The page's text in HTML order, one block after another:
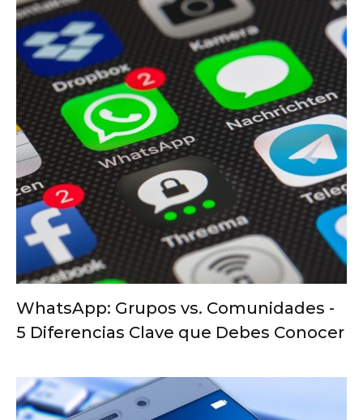
WhatsApp: Grupos vs. Comunidades -
5 Diferencias Clave que Debes Conocer